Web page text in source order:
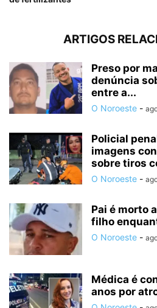
ARTIGOS
Preso por
denúncia
entre a...
O Noroeste -
Policial
imagens
sobre tiros
O Noroeste -
Pai é morto
filho
O Noroeste -
Médica é
anos por